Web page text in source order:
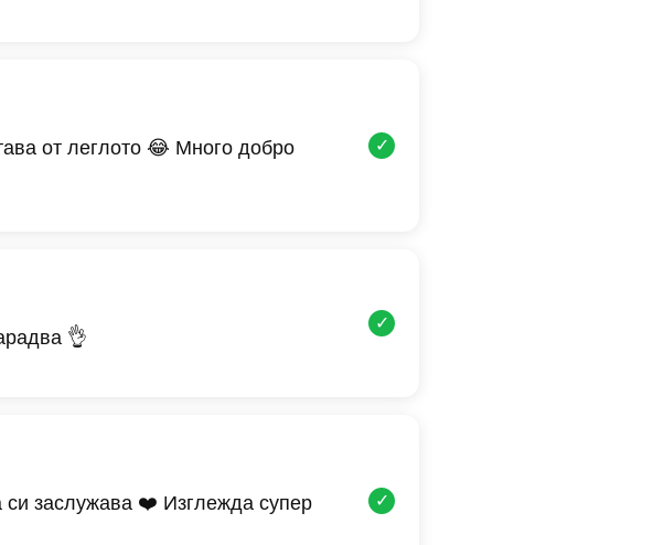
от леглото 😂 Много добро
✓
👌
✓
си заслужава ❤️ Изглежда супер
✓